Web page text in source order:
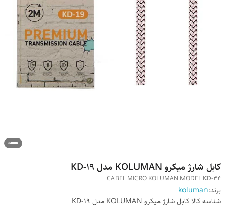
کابل شارژ میکرو KOLUMAN مدل KD-19
CABEL MICRO KOLUMAN MODEL KD-34
برند:koluman
شناسه کالا کابل شارژ میکرو KOLUMAN مدل KD-19